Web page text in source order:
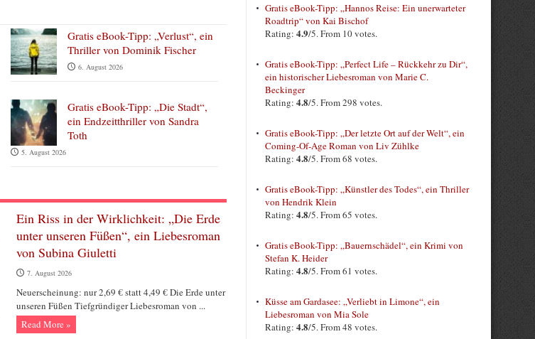
Gratis eBook-Tipp: „Verlust“, ein
Thriller von Dominik Fischer
6. August 2026
Gratis eBook-Tipp: „Die Stadt“,
ein Endzeitthriller von Sandra
Toth
5. August 2026
Ein Riss in der Wirklichkeit: „Die Erde
unter unseren Füßen“, ein Liebesroman
von Subina Giuletti
7. August 2026
Neuerscheinung: nur 2,69 € statt 4,49 € Die Erde unter
unseren Füßen Tiefgründiger Liebesroman von ...
Read More »
Gratis eBook-Tipp: „Hannos Reise: Ein unerwarteter
Roadtrip“ von Kai Bischof
Rating: 4.9/5. From 10 votes.
Gratis eBook-Tipp: „Perfect Life – Rückkehr zu Dir“,
ein historischer Liebesroman von Marie C.
Beckinger
Rating: 4.8/5. From 298 votes.
Gratis eBook-Tipp: „Der letzte Ort auf der Welt“, ein
Coming-Of-Age Roman von Liv Zühlke
Rating: 4.8/5. From 68 votes.
Gratis eBook-Tipp: „Künstler des Todes“, ein Thriller
von Hendrik Klein
Rating: 4.8/5. From 65 votes.
Gratis eBook-Tipp: „Bauernschädel“, ein Krimi von
Stefan K. Heider
Rating: 4.8/5. From 61 votes.
Küsse am Gardasee: „Verliebt in Limone“, ein
Liebesroman von Mia Sole
Rating: 4.8/5. From 48 votes.